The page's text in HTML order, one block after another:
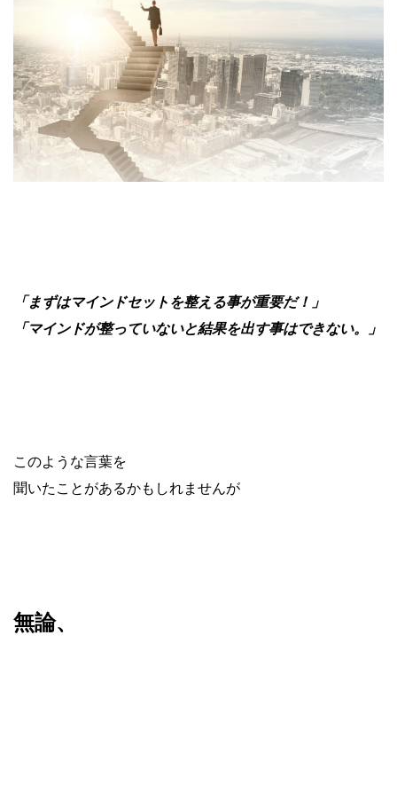
「まずはマインドセットを整える事が重要だ！」
「マインドが整っていないと結果を出す事はできない。」
このような言葉を
聞いたことがあるかもしれませんが
無論、